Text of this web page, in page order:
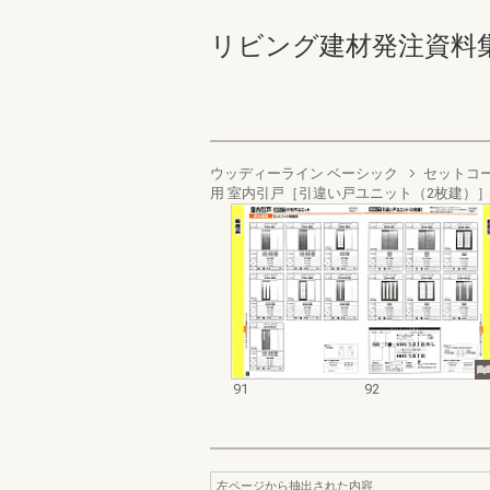
リビング建材発注資料
ウッディーライン ベーシック
セットコ
用 室内引戸［引違い戸ユニット（2枚建）］
91 92
左ページから抽出された内容